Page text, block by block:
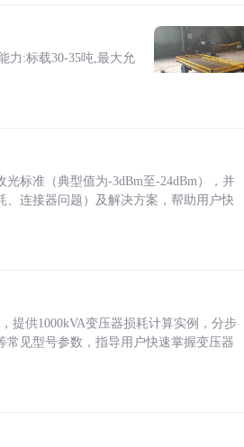
力:标载30-35吨,最大允
标准（典型值为-3dBm至-24dBm），并
连接器问题）及解决方案，帮助用户快
提供1000kVA变压器损耗计算实例，分步
常见型号参数，指导用户快速掌握变压器